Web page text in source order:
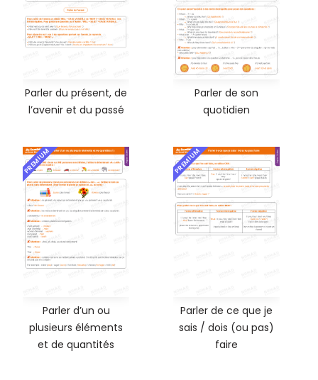
Parler du présent, de
l’avenir et du passé
Parler de son
quotidien
PREMIUM
Parler d’un ou
plusieurs éléments
et de quantités
PREMIUM
Parler de ce que je
sais / dois (ou pas)
faire